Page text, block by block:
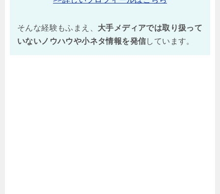
そんな経験もふまえ、 大手メディアでは取り扱って
いないノウハウや小ネタ情報を発信しています。